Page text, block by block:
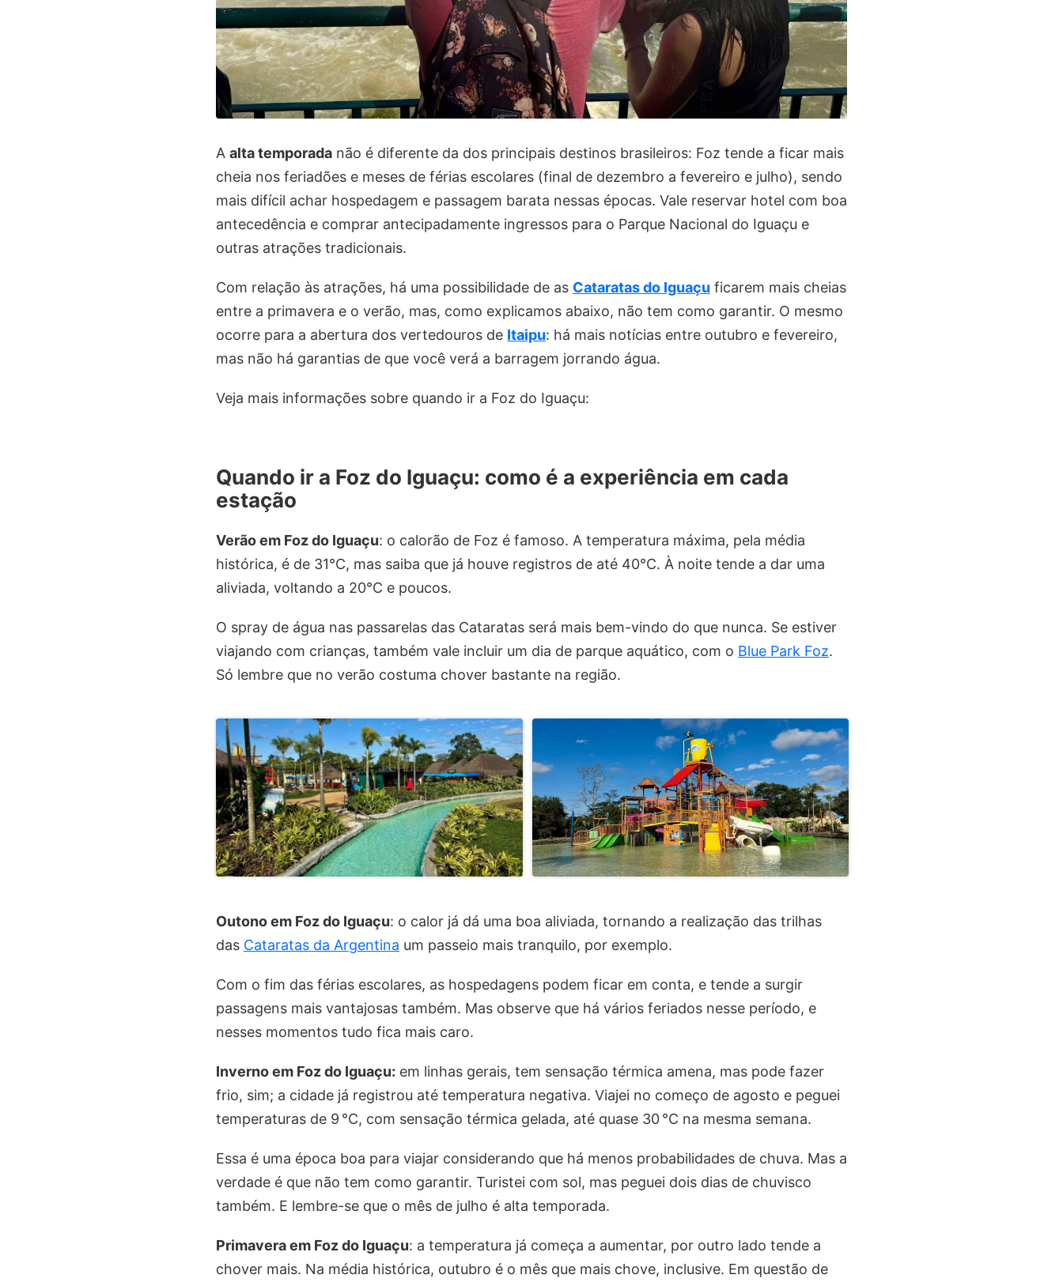
A alta temporada não é diferente da dos principais destinos brasileiros: Foz tende a ficar mais
cheia nos feriadões e meses de férias escolares (final de dezembro a fevereiro e julho), sendo
mais difícil achar hospedagem e passagem barata nessas épocas. Vale reservar hotel com boa
antecedência e comprar antecipadamente ingressos para o Parque Nacional do Iguaçu e
outras atrações tradicionais.
Com relação às atrações, há uma possibilidade de as Cataratas do Iguaçu ficarem mais cheias
entre a primavera e o verão, mas, como explicamos abaixo, não tem como garantir. O mesmo
ocorre para a abertura dos vertedouros de Itaipu: há mais notícias entre outubro e fevereiro,
mas não há garantias de que você verá a barragem jorrando água.
Veja mais informações sobre quando ir a Foz do Iguaçu:
Quando ir a Foz do Iguaçu: como é a experiência em cada
estação
Verão em Foz do Iguaçu: o calorão de Foz é famoso. A temperatura máxima, pela média
histórica, é de 31°C, mas saiba que já houve registros de até 40°C. À noite tende a dar uma
aliviada, voltando a 20°C e poucos.
O spray de água nas passarelas das Cataratas será mais bem-vindo do que nunca. Se estiver
viajando com crianças, também vale incluir um dia de parque aquático, com o Blue Park Foz.
Só lembre que no verão costuma chover bastante na região.
Outono em Foz do Iguaçu: o calor já dá uma boa aliviada, tornando a realização das trilhas
das Cataratas da Argentina um passeio mais tranquilo, por exemplo.
Com o fim das férias escolares, as hospedagens podem ficar em conta, e tende a surgir
passagens mais vantajosas também. Mas observe que há vários feriados nesse período, e
nesses momentos tudo fica mais caro.
Inverno em Foz do Iguaçu: em linhas gerais, tem sensação térmica amena, mas pode fazer
frio, sim; a cidade já registrou até temperatura negativa. Viajei no começo de agosto e peguei
temperaturas de 9 °C, com sensação térmica gelada, até quase 30 °C na mesma semana.
Essa é uma época boa para viajar considerando que há menos probabilidades de chuva. Mas a
verdade é que não tem como garantir. Turistei com sol, mas peguei dois dias de chuvisco
também. E lembre-se que o mês de julho é alta temporada.
Primavera em Foz do Iguaçu: a temperatura já começa a aumentar, por outro lado tende a
chover mais. Na média histórica, outubro é o mês que mais chove, inclusive. Em questão de